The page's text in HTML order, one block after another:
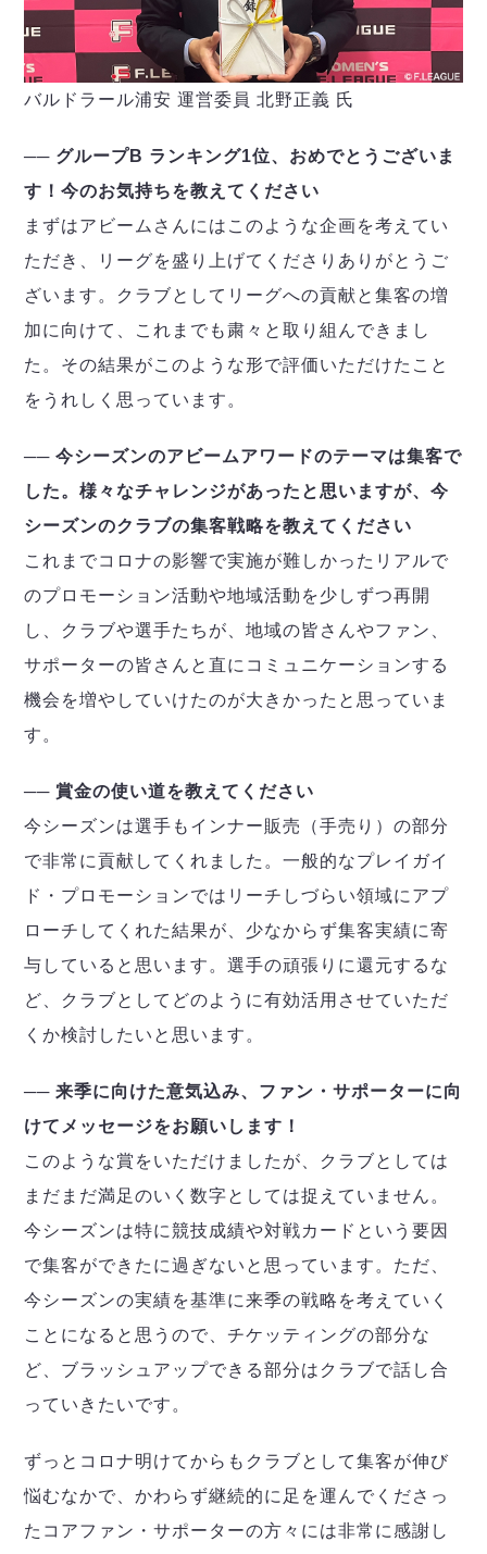
バルドラール浦安 運営委員 北野正義 氏
── グループB ランキング1位、おめでとうございま
す！今のお気持ちを教えてください
まずはアビームさんにはこのような企画を考えてい
ただき、リーグを盛り上げてくださりありがとうご
ざいます。クラブとしてリーグへの貢献と集客の増
加に向けて、これまでも粛々と取り組んできまし
た。その結果がこのような形で評価いただけたこと
をうれしく思っています。
── 今シーズンのアビームアワードのテーマは集客で
した。様々なチャレンジがあったと思いますが、今
シーズンのクラブの集客戦略を教えてください
これまでコロナの影響で実施が難しかったリアルで
のプロモーション活動や地域活動を少しずつ再開
し、クラブや選手たちが、地域の皆さんやファン、
サポーターの皆さんと直にコミュニケーションする
機会を増やしていけたのが大きかったと思っていま
す。
── 賞金の使い道を教えてください
今シーズンは選手もインナー販売（手売り）の部分
で非常に貢献してくれました。一般的なプレイガイ
ド・プロモーションではリーチしづらい領域にアプ
ローチしてくれた結果が、少なからず集客実績に寄
与していると思います。選手の頑張りに還元するな
ど、クラブとしてどのように有効活用させていただ
くか検討したいと思います。
── 来季に向けた意気込み、ファン・サポーターに向
けてメッセージをお願いします！
このような賞をいただけましたが、クラブとしては
まだまだ満足のいく数字としては捉えていません。
今シーズンは特に競技成績や対戦カードという要因
で集客ができたに過ぎないと思っています。ただ、
今シーズンの実績を基準に来季の戦略を考えていく
ことになると思うので、チケッティングの部分な
ど、ブラッシュアップできる部分はクラブで話し合
っていきたいです。
ずっとコロナ明けてからもクラブとして集客が伸び
悩むなかで、かわらず継続的に足を運んでくださっ
たコアファン・サポーターの方々には非常に感謝し